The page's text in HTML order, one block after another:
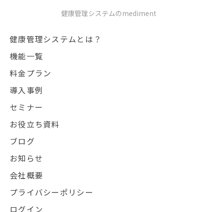
【お問合せ窓口】
TEL03-6426-5451（受付時間 9:00～18:00※）
※土・日曜日、祝日、年末年始、ゴールデンウィーク期間は翌営業日以降
の対応とさせていただきます。
ご本人様が当社に個人情報を提供されるかどうかは任意によるもので
があります。
健康管理システムのmediment
健康管理システムとは？
機能一覧
料金プラン
導入事例
セミナー
お役立ち資料
ブログ
お知らせ
会社概要
プライバシーポリシー
ログイン